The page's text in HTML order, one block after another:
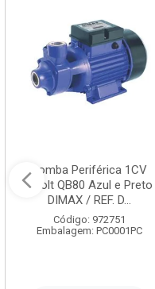
Bomba Periférica 1CV
Bivolt QB80 Azul e Preto
DIMAX / REF. D...
Código: 972751
Embalagem: PC0001PC